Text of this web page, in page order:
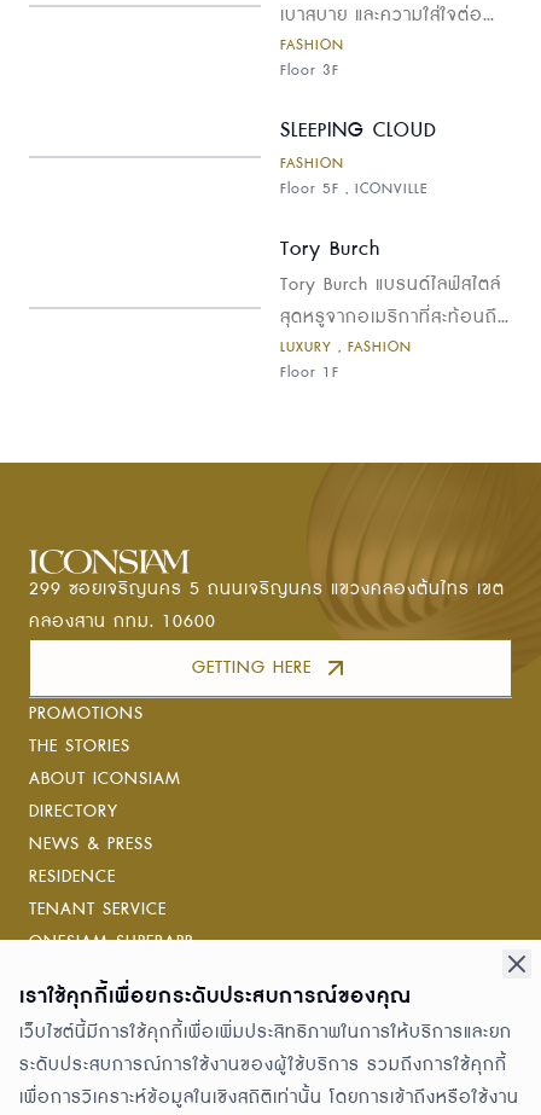
เบาสบาย และความใส่ใจต่อ
โลก... รองเท้าคู่ใจที่รังสรรค์
มาเพื่อตอบโจทย์ทุกไลฟ์สไตล์
FASHION
Floor 3F
SLEEPING CLOUD
FASHION
Floor 5F , ICONVILLE
Tory Burch
Tory Burch แบรนด์ไลฟ์สไตล์
สุดหรูจากอเมริกาที่สะท้อนถึง
สไตล์ความคลาสสิกอันเหนือ
กาลเวลา ผสมผสานกับความ
ประณีต พบกับคอลเลกชัน
ครบครัน ทั้งกระเป๋า รองเท้า
เสื้อผ้า และแอคเซสเซอรีที่มอบ
ความสง่างามและความมั่นใจให้
แก่ผู้หญิงยุคใหม่ในทุกโอกาส
LUXURY , FASHION
Floor 1F
299 ซอยเจริญนคร 5 ถนนเจริญนคร แขวงคลองต้นไทร เขต
คลองสาน กทม. 10600
GETTING HERE
PROMOTIONS
THE STORIES
ABOUT ICONSIAM
DIRECTORY
NEWS & PRESS
RESIDENCE
TENANT SERVICE
ONESIAM SUPERAPP
Connect with us
Awards
เราใช้คุกกี้เพื่อยกระดับประสบการณ์ของคุณ
เว็บไซต์นี้มีการใช้คุกกี้เพื่อเพิ่มประสิทธิภาพในการให้บริการและยก
ระดับประสบการณ์การใช้งานของผู้ใช้บริการ รวมถึงการใช้คุกกี้
เพื่อการวิเคราะห์ข้อมูลในเชิงสถิติเท่านั้น โดยการเข้าถึงหรือใช้งาน